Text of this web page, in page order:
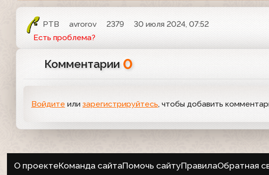
РТВ avrorov 2379
30 июля 2024, 07:52
Есть проблема?
Комментарии 0
Войдите или зарегистрируйтесь, чтобы добавить
О проектеКоманда сайтаПомочь сайтуПравилаОбратная